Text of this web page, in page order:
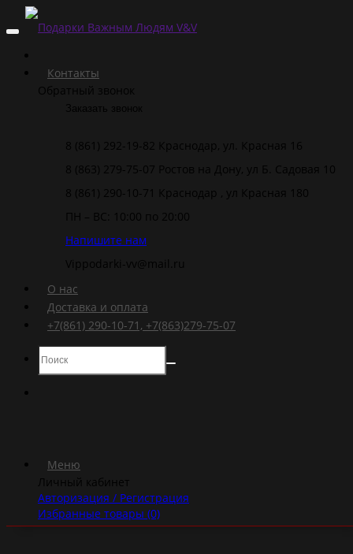
Контакты
Обратный звонок
Заказать звонок
8 (861) 292-19-82 Краснодар, ул. Красная 16
8 (863) 279-75-07 Ростов на Дону, ул Б. Садовая 10
8 (861) 290-10-71 Краснодар , ул Красная 180
ПН – ВС: 10:00 по 20:00
Напишите нам
Vippodarki-vv@mail.ru
О нас
Доставка и оплата
+7(861) 290-10-71, +7(863)279-75-07
Меню
Личный кабинет
Авторизация / Регистрация
Избранные товары (0)